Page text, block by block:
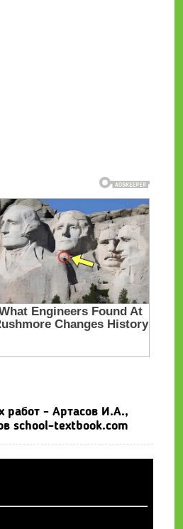
работ - Артасов И.А.,
school-textbook.com